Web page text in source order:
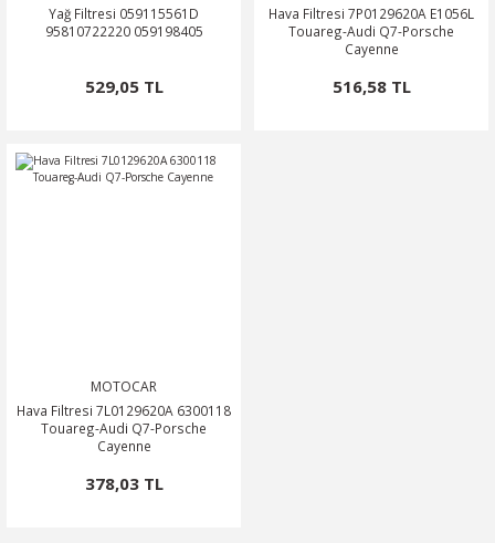
Yağ Filtresi 059115561D
95810722220 059198405
529,05 TL
Hava Filtresi 7P0129620A E1056L
Touareg-Audi Q7-Porsche
Cayenne
516,58 TL
MOTOCAR
Hava Filtresi 7L0129620A 6300118
Touareg-Audi Q7-Porsche
Cayenne
378,03 TL